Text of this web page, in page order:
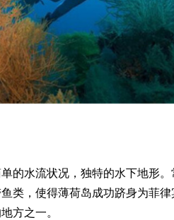
的水流状况，独特的水下地形
类，使得薄荷岛成功跻身为菲
方之一。